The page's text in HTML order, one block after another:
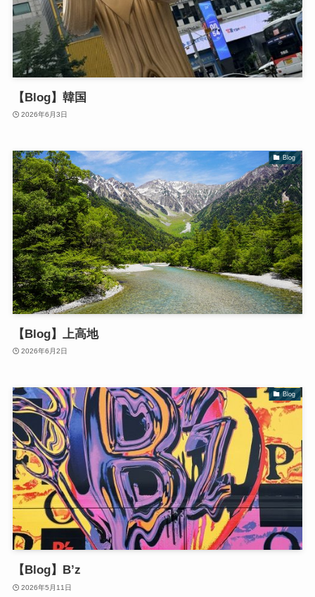
【Blog】韓国
2026年6月3日
Blog
【Blog】上高地
2026年6月2日
Blog
【Blog】B’z
2026年5月11日